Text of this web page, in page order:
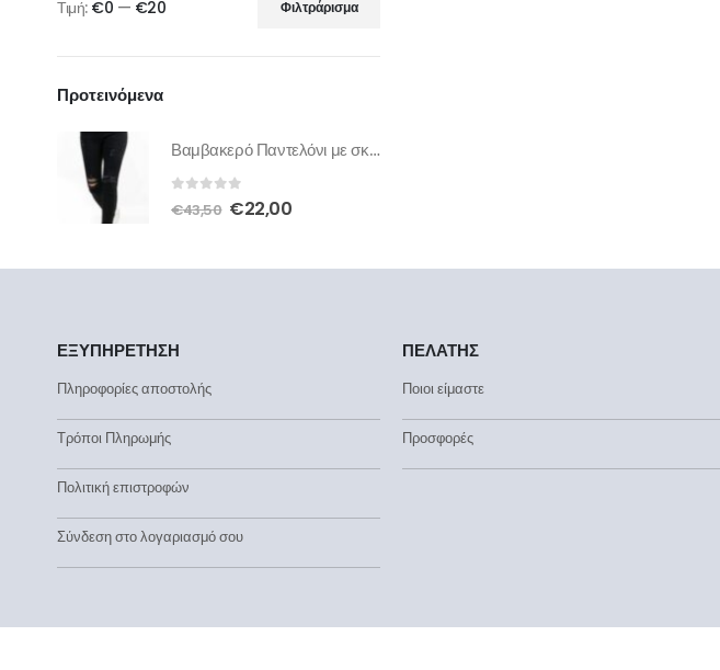
Φιλτράρισμα
Τιμή: €0 — €20
Προτεινόμενα
Βαμβακερό Παντελόνι με σκισίματα JEAN
out of 5
€43,50 €22,00
ΕΞΥΠΗΡΕΤΗΣΗ
Πληροφορίες αποστολής
Τρόποι Πληρωμής
Πολιτική επιστροφών
Σύνδεση στο λογαριασμό σου
ΠΕΛΑΤΗΣ
Ποιοι είμαστε
Προσφορές